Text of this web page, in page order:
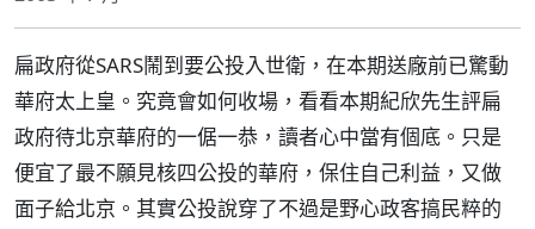
扁政府從SARS鬧到要公投入世衛，在本期送廠前已驚動
華府太上皇。究竟會如何收場，看看本期紀欣先生評扁
政府待北京華府的一倨一恭，讀者心中當有個底。只是
便宜了最不願見核四公投的華府，保住自己利益，又做
面子給北京。其實公投說穿了不過是野心政客搞民粹的